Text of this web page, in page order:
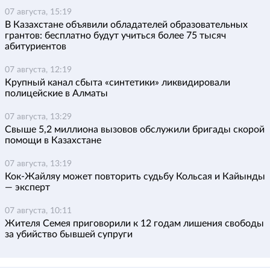
07 августа, 15:19
В Казахстане объявили обладателей образовательных
грантов: бесплатно будут учиться более 75 тысяч
абитуриентов
07 августа, 12:19
Крупный канал сбыта «синтетики» ликвидировали
полицейские в Алматы
07 августа, 13:29
Свыше 5,2 миллиона вызовов обслужили бригады скорой
помощи в Казахстане
07 августа, 13:19
Кок-Жайляу может повторить судьбу Кольсая и Кайынды
— эксперт
07 августа, 10:11
Жителя Семея приговорили к 12 годам лишения свободы
за убийство бывшей супруги